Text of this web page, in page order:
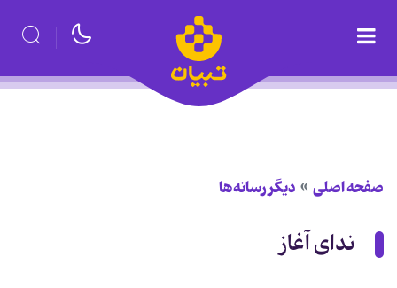
صفحه اصلی دیگر رسانه‌ها
ندای آغاز